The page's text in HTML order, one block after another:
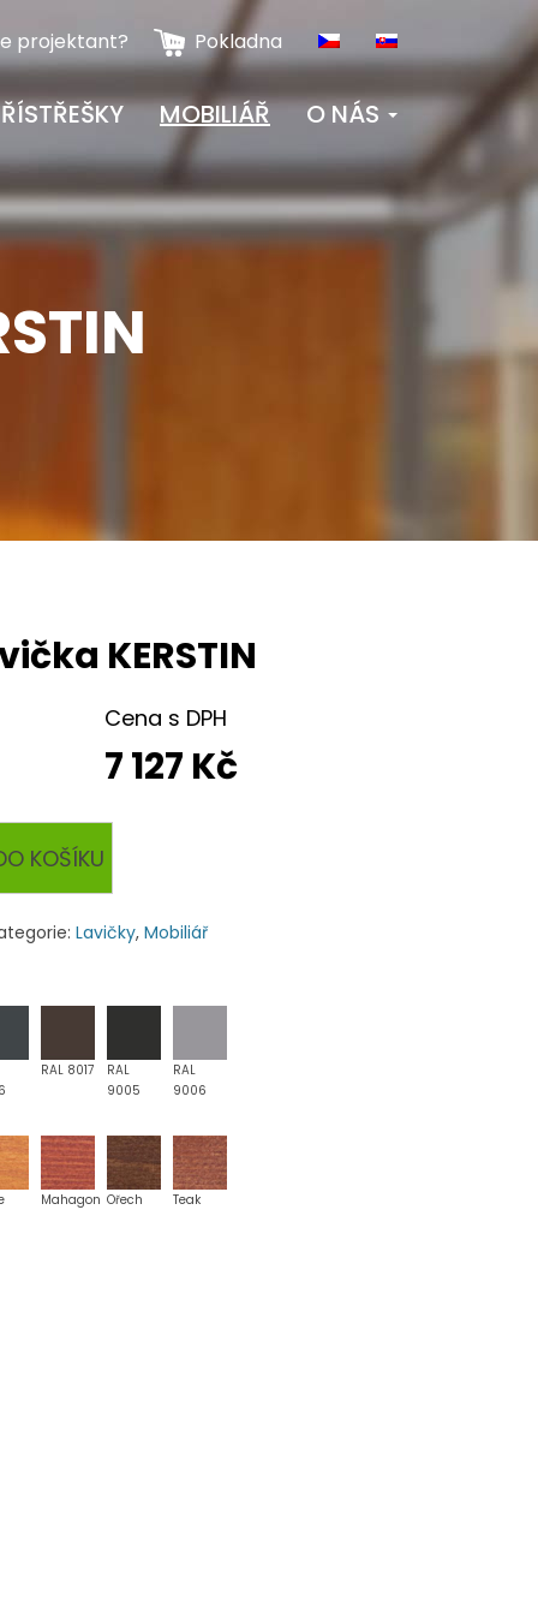
projektant? Pokladna
MOBILIÁŘ O NÁS
KERSTIN
Cena s DPH
7 127 Kč
KOŠÍKU
Lavičky, Mobiliář
RAL 8017
RAL
9005
RAL
9006
Mahagon Ořech Teak